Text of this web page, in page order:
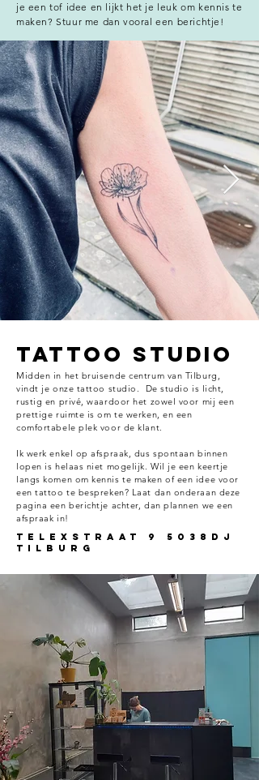
je een tof idee en lijkt het je leuk om kennis te
maken? Stuur me dan vooral een berichtje!
tattoo studio
Midden in het bruisende centrum van Tilburg,
vindt je onze tattoo studio. De studio is licht,
rustig en privé, waardoor het zowel voor mij een
prettige ruimte is om te werken, en een
comfortabele plek voor de klant.
Ik werk enkel op afspraak, dus spontaan binnen
lopen is helaas niet mogelijk. Wil je een keertje
langs komen om kennis te maken of een idee voor
een tattoo te bespreken? Laat dan onderaan deze
pagina een berichtje achter, dan plannen we een
afspraak in!
Telexstraat 9 5038dj
tilburg